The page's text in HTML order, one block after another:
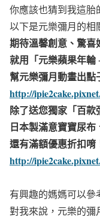
你應該也猜到我這胎
以下是元樂彌月的相
期待溫馨創意、驚喜
就用「元樂蘋果年輪
幫元樂彌月動畫出點
http://
除了送您獨家「百款
日本製滿意寶寶尿布
還有滿額優惠折扣唷
http://
有興趣的媽媽可以參
對我來說，元樂的彌